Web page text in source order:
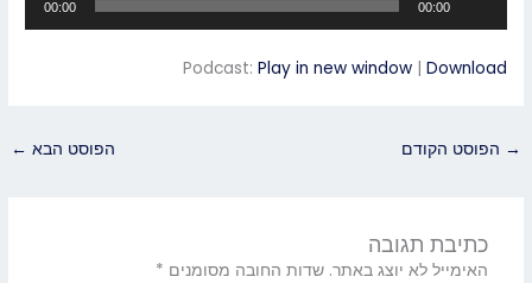
00:00
00:00
Podcast: Play in new window| Download
→ הפוסט הקודם הפוסט הבא ←
כתיבת תגובה
האימייל לא יוצג באתר. שדות החובה מסומנים *